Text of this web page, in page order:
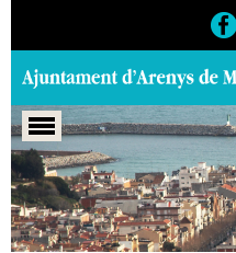
Portada > Agenda > 05-04-
2018 > Marcs > 2018 >